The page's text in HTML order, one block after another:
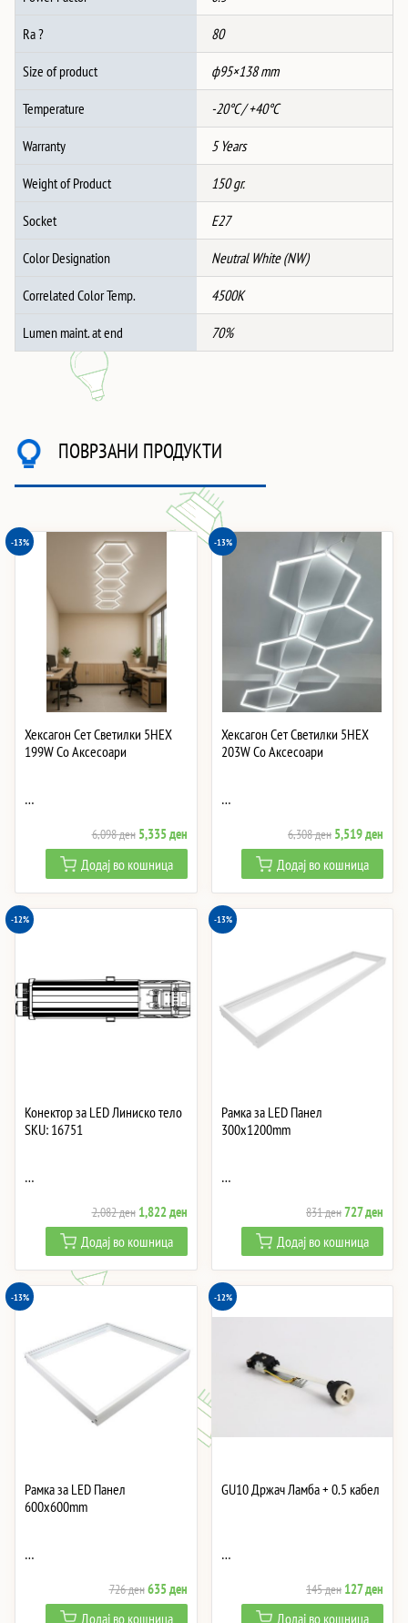
Ra ? 80
Size of product ф95×138 mm
Temperature -20°C / +40°C
Warranty 5 Years
Weight of Product 150 gr.
Socket E27
Color Designation Neutral White (NW)
Correlated Color Temp. 4500K
Lumen maint. at end 70%
ПОВРЗАНИ ПРОДУКТИ
-13%
Хексагон Сет Светилки 5HEX
199W Со Аксесоари
…
6,098ден Original
price
was:
6,098 ден.
5,335денCurrent
price
is:
5,335 ден.
Додај во кошница
-13%
Хексагон Сет Светилки 5HEX
203W Со Аксесоари
…
6,308ден Original
price
was:
6,308 ден.
5,519ден
price
is:
Додај во кошница
-12%
Конектор за LED Линиско тело
SKU: 16751
…
2,082ден Original
price
was:
2,082 ден.
1,822денCurrent
price
is:
1,822 ден.
Додај во кошница
-13%
Рамка за LED Панел
300x1200mm
…
831денOriginal
price
was:
831 ден.
727ден
price
is:
727
Додај во кошница
-13%
Рамка за LED Панел
600x600mm
…
726денOriginal
price
635денCurrent
price
Додај во кошница
-12%
GU10 Држач Ламба + 0.5 кабел
…
145ден Original
price
127ден
price
Додај во кошница